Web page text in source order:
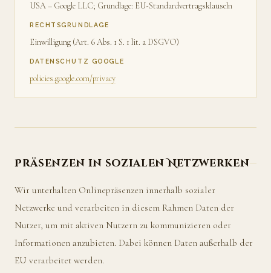
USA – Google LLC; Grundlage: EU-Standardvertragsklauseln
RECHTSGRUNDLAGE
Einwilligung (Art. 6 Abs. 1 S. 1 lit. a DSGVO)
DATENSCHUTZ GOOGLE
policies.google.com/privacy
Präsenzen in sozialen Netzwerken
Wir unterhalten Onlinepräsenzen innerhalb sozialer
Netzwerke und verarbeiten in diesem Rahmen Daten der
Nutzer, um mit aktiven Nutzern zu kommunizieren oder
Informationen anzubieten. Dabei können Daten außerhalb der
EU verarbeitet werden.